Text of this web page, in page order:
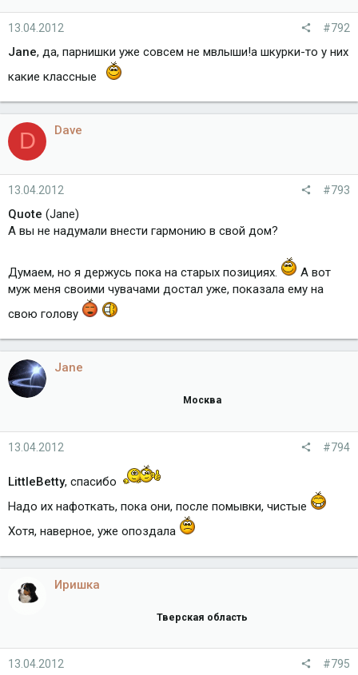
13.04.2012 #792
Jane, да, парнишки уже совсем не мвлыши!а шкурки-то у них
какие классные
D Dave
13.04.2012 #793
Quote (Jane)
А вы не надумали внести гармонию в свой дом?
Думаем, но я держусь пока на старых позициях.
А вот
муж меня своими чувачами достал уже, показала ему на
свою голову
Jane
Москва
13.04.2012 #794
LittleBetty, спасибо
Надо их нафоткать, пока они, после помывки, чистые
Хотя, наверное, уже опоздала
Иришка
Тверская область
13.04.2012 #795